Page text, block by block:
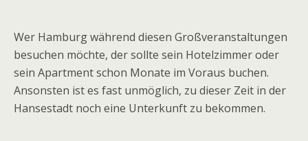
Wer Hamburg während diesen Großveranstaltungen
besuchen möchte, der sollte sein Hotelzimmer oder
sein Apartment schon Monate im Voraus buchen.
Ansonsten ist es fast unmöglich, zu dieser Zeit in der
Hansestadt noch eine Unterkunft zu bekommen.